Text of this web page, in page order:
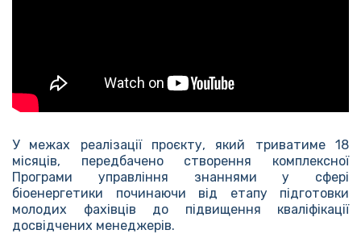
У межах реалізації проєкту, який триватиме 18
місяців, передбачено створення комплексної
Програми управління знаннями у сфері
біоенергетики починаючи від етапу підготовки
молодих фахівців до підвищення кваліфікації
досвідчених менеджерів.